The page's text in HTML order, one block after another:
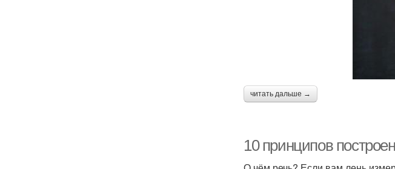
читать дальше →
10 принципов